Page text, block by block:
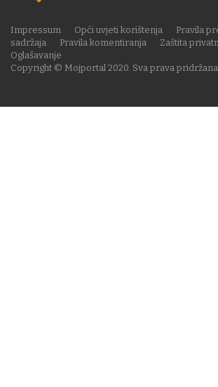
Copyright © Mojportal 2020. Sva prava pridržana.
Impressum Opći uvjeti korištenja
Pravila
sadržaja
Pravila komentiranja Zaštita
Oglašavanje